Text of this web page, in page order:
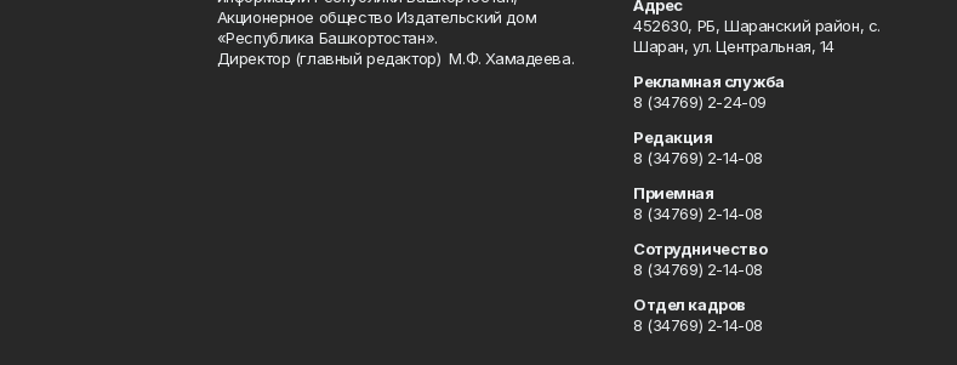
Акционерное общество Издательский дом
«Республика Башкортостан».
Директор (главный редактор) М.Ф. Хамадеева.
Адрес
452630, РБ, Шаранский район, с.
Шаран, ул. Центральная, 14
Рекламная служба
8 (34769) 2-24-09
Редакция
8 (34769) 2-14-08
Приемная
8 (34769) 2-14-08
Сотрудничество
8 (34769) 2-14-08
Отдел кадров
8 (34769) 2-14-08